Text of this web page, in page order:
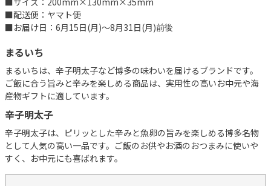
■配送便：ヤマト便
■お届け日：6月15日(月)～8月31日(月)前後
まるいち
まるいちは、辛子明太子など博多の味わいを届けるブランドです。
ご飯に合う旨みと辛みを楽しめる商品は、実用性の高いお中元や海
産物ギフトに適しています。
辛子明太子
辛子明太子は、ピリッとした辛みと魚卵の旨みを楽しめる博多名物
として人気の高い一品です。ご飯のお供やお酒のおつまみに使いや
すく、お中元にも喜ばれます。